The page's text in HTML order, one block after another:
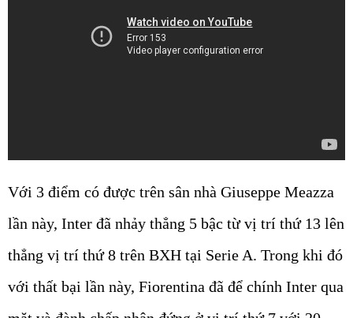
Với 3 điểm có được trên sân nhà Giuseppe Meazza
lần này, Inter đã nhảy thẳng 5 bậc từ vị trí thứ 13 lên
thẳng vị trí thứ 8 trên BXH tại Serie A. Trong khi đó
với thất bại lần này, Fiorentina đã để chính Inter qua